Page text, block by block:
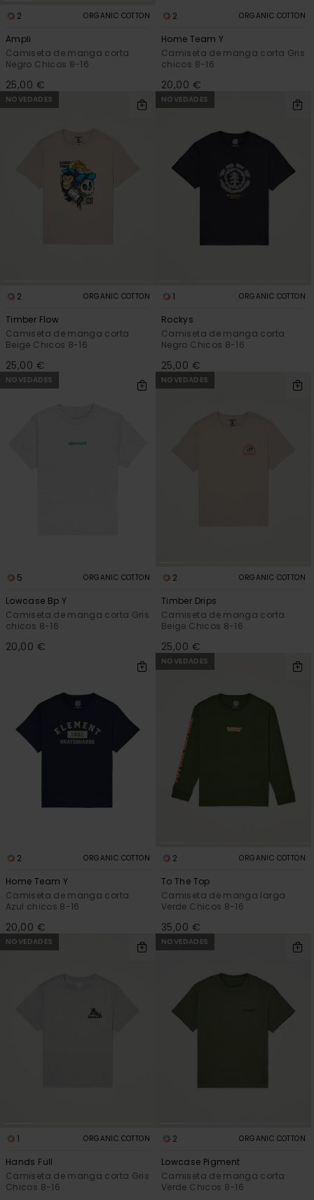
2 ORGANIC COTTON
Ampli
Camiseta de manga corta
Negro Chicos 8-16
25,00 €
2 ORGANIC COTTON
Home Team Y
Camiseta de manga corta Gris
chicos 8-16
20,00 €
NOVEDADES
2 ORGANIC COTTON
Timber Flow
Camiseta de manga corta
Beige Chicos 8-16
25,00 €
NOVEDADES
1 ORGANIC COTTON
Rockys
Camiseta de manga corta
Negro Chicos 8-16
25,00 €
NOVEDADES
5 ORGANIC COTTON
Lowcase Bp Y
Camiseta de manga corta Gris
chicos 8-16
20,00 €
NOVEDADES
2 ORGANIC COTTON
Timber Drips
Camiseta de manga corta
Beige Chicos 8-16
25,00 €
2 ORGANIC COTTON
Home Team Y
Camiseta de manga corta
Azul chicos 8-16
20,00 €
NOVEDADES
2 ORGANIC COTTON
To The Top
Camiseta de manga larga
Verde Chicos 8-16
35,00 €
NOVEDADES
1 ORGANIC COTTON
Hands Full
Camiseta de manga corta Gris
Chicos 8-16
NOVEDADES
2 ORGANIC COTTON
Lowcase Pigment
Camiseta de manga corta
Verde Chicos 8-16